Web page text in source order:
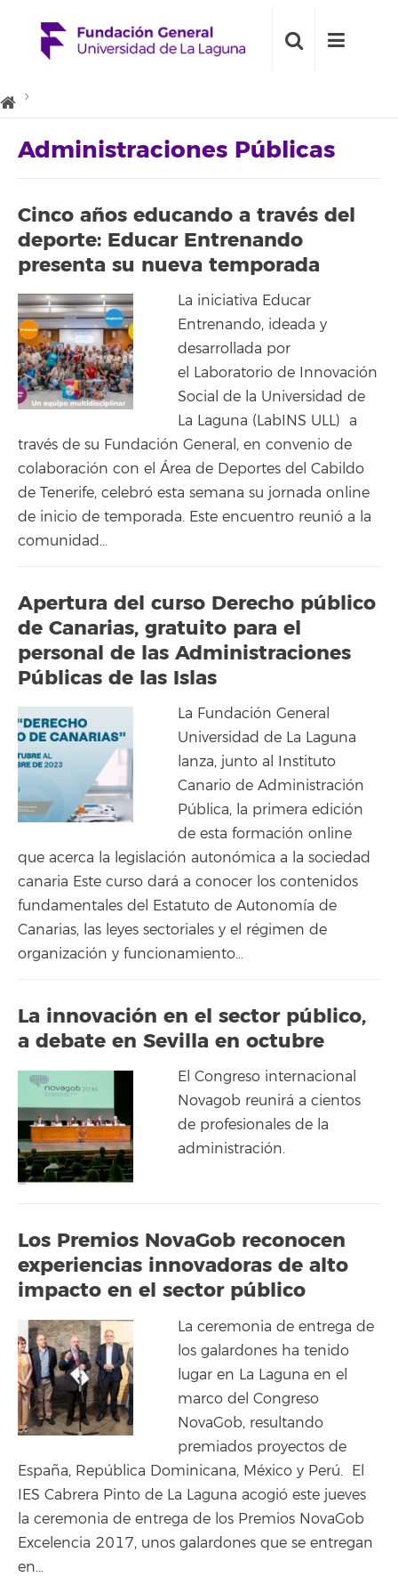
Administraciones Públicas
Cinco años educando a través del
deporte: Educar Entrenando
presenta su nueva temporada
La iniciativa Educar
Entrenando, ideada y
desarrollada por
el Laboratorio de Innovación
Social de la Universidad de
La Laguna (LabINS ULL) a
través de su Fundación General, en convenio de
colaboración con el Área de Deportes del Cabildo
de Tenerife, celebró esta semana su jornada online
de inicio de temporada. Este encuentro reunió a la
comunidad…
Apertura del curso Derecho público
de Canarias, gratuito para el
personal de las Administraciones
Públicas de las Islas
La Fundación General
Universidad de La Laguna
lanza, junto al Instituto
Canario de Administración
Pública, la primera edición
de esta formación online
que acerca la legislación autonómica a la sociedad
canaria Este curso dará a conocer los contenidos
fundamentales del Estatuto de Autonomía de
Canarias, las leyes sectoriales y el régimen de
organización y funcionamiento…
La innovación en el sector público,
a debate en Sevilla en octubre
El Congreso internacional
Novagob reunirá a cientos
de profesionales de la
administración.
Los Premios NovaGob reconocen
experiencias innovadoras de alto
impacto en el sector público
La ceremonia de entrega de
los galardones ha tenido
lugar en La Laguna en el
marco del Congreso
NovaGob, resultando
premiados proyectos de
España, República Dominicana, México y Perú. El
IES Cabrera Pinto de La Laguna acogió este jueves
la ceremonia de entrega de los Premios NovaGob
Excelencia 2017, unos galardones que se entregan
en…